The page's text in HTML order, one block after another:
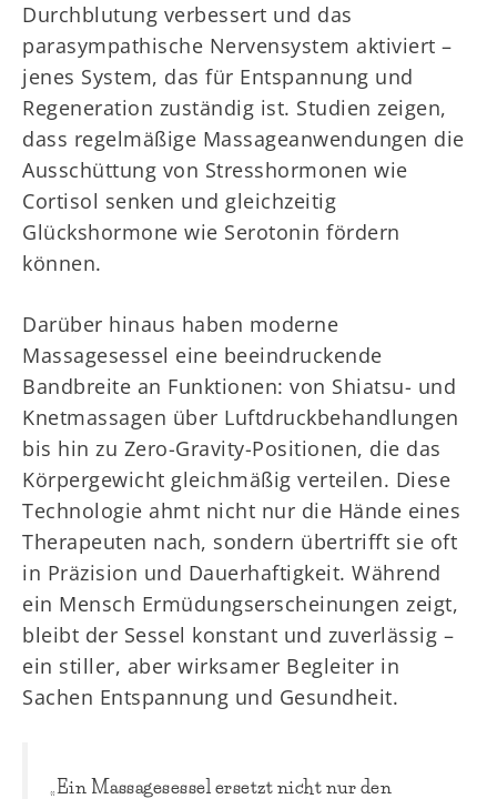
Durchblutung verbessert und das
parasympathische Nervensystem aktiviert –
jenes System, das für Entspannung und
Regeneration zuständig ist. Studien zeigen,
dass regelmäßige Massageanwendungen die
Ausschüttung von Stresshormonen wie
Cortisol senken und gleichzeitig
Glückshormone wie Serotonin fördern
können.
Darüber hinaus haben moderne
Massagesessel eine beeindruckende
Bandbreite an Funktionen: von Shiatsu- und
Knetmassagen über Luftdruckbehandlungen
bis hin zu Zero-Gravity-Positionen, die das
Körpergewicht gleichmäßig verteilen. Diese
Technologie ahmt nicht nur die Hände eines
Therapeuten nach, sondern übertrifft sie oft
in Präzision und Dauerhaftigkeit. Während
ein Mensch Ermüdungserscheinungen zeigt,
bleibt der Sessel konstant und zuverlässig –
ein stiller, aber wirksamer Begleiter in
Sachen Entspannung und Gesundheit.
„Ein Massagesessel ersetzt nicht nur den